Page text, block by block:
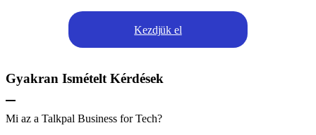
Kezdjük el
Gyakran Ismételt Kérdések
Mi az a Talkpal Business for Tech?